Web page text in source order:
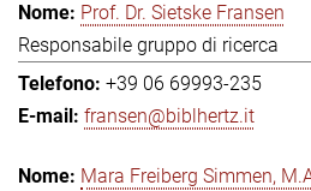
Prof. Dr. Sietske Fransen
Responsabile gruppo di ricerca
+39 06 69993-235
fransen@biblhertz.it
Mara Freiberg Simmen,